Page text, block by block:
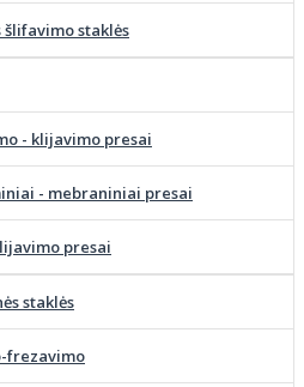
šlifavimo staklės
- klijavimo presai
- mebraniniai presai
presai
staklės
frezavimo